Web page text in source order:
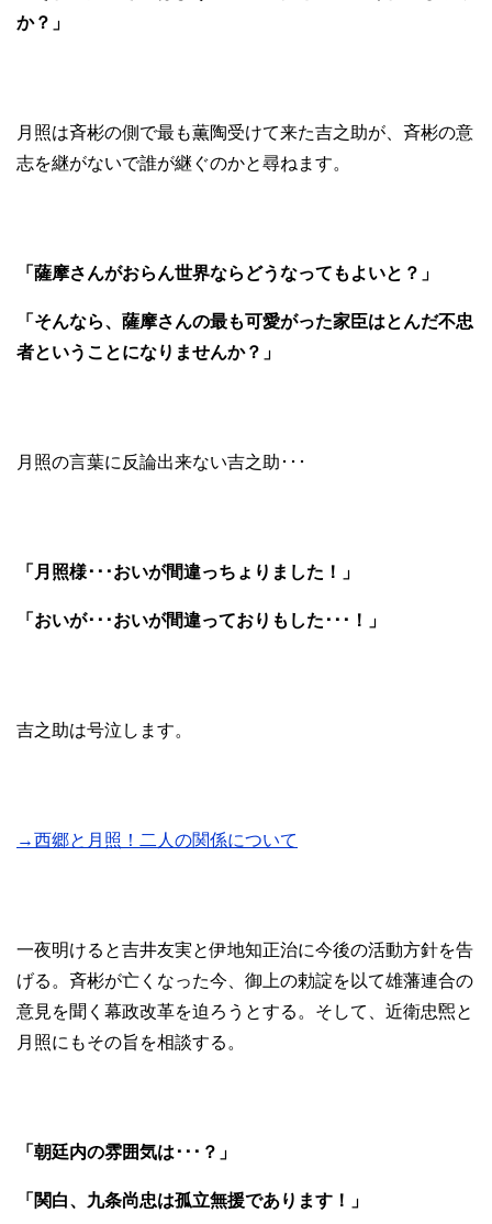
か？」
月照は斉彬の側で最も薫陶受けて来た吉之助が、斉彬の意
志を継がないで誰が継ぐのかと尋ねます。
「薩摩さんがおらん世界ならどうなってもよいと？」
「そんなら、薩摩さんの最も可愛がった家臣はとんだ不忠
者ということになりませんか？」
月照の言葉に反論出来ない吉之助･･･
「月照様･･･おいが間違っちょりました！」
「おいが･･･おいが間違っておりもした･･･！」
吉之助は号泣します。
→西郷と月照！二人の関係について
一夜明けると吉井友実と伊地知正治に今後の活動方針を告
げる。斉彬が亡くなった今、御上の勅諚を以て雄藩連合の
意見を聞く幕政改革を迫ろうとする。そして、近衛忠煕と
月照にもその旨を相談する。
「朝廷内の雰囲気は･･･？」
「関白、九条尚忠は孤立無援であります！」